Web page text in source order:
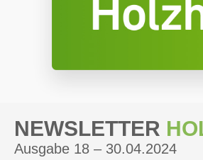
NEWSLETTER
Ausgabe 18 – 30.04.2024